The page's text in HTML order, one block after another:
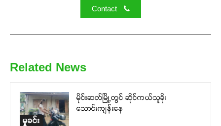
Contact
Related News
မှုခင်း
မိုင်းဆတ်မြို့တွင် ဆိုင်ကယ်သူခိုး
သောင်းကျန်းနေ